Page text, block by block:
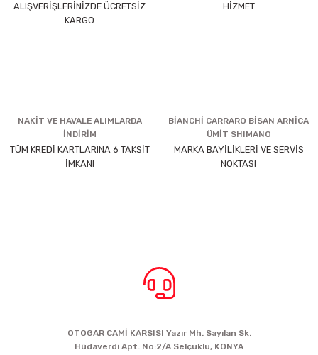
ALIŞVERİŞLERİNİZDE ÜCRETSİZ
KARGO
HİZMET
NAKİT VE HAVALE ALIMLARDA
İNDİRİM
TÜM KREDİ KARTLARINA 6 TAKSİT
İMKANI
BİANCHİ CARRARO BİSAN ARNİCA
ÜMİT SHIMANO
MARKA BAYİLİKLERİ VE SERVİS
NOKTASI
OTOGAR CAMİ KARSISI Yazır Mh. Sayılan Sk.
Hüdaverdi Apt. No:2/A Selçuklu, KONYA